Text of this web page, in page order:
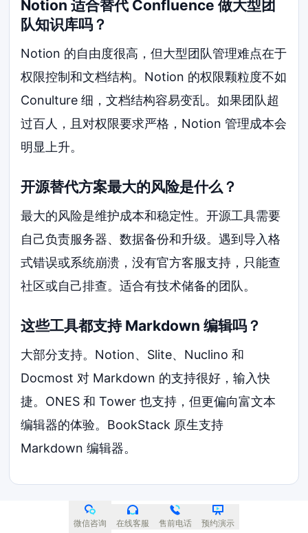
Notion 适合替代 Confluence 做大型团
队知识库吗？
Notion 的自由度很高，但大型团队管理难点在于
权限控制和文档结构。Notion 的权限颗粒度不如
Conulture 细，文档结构容易变乱。如果团队超
过百人，且对权限要求严格，Notion 管理成本会
明显上升。
开源替代方案最大的风险是什么？
最大的风险是维护成本和稳定性。开源工具需要
自己负责服务器、数据备份和升级。遇到导入格
式错误或系统崩溃，没有官方客服支持，只能查
社区或自己排查。适合有技术储备的团队。
这些工具都支持 Markdown 编辑吗？
大部分支持。Notion、Slite、Nuclino 和
Docmost 对 Markdown 的支持很好，输入快
捷。ONES 和 Tower 也支持，但更偏向富文本
编辑器的体验。BookStack 原生支持
Markdown 编辑器。
扫码免费获取 ONES 安装指导
微信咨询 在线客服 售前电话 预约演示